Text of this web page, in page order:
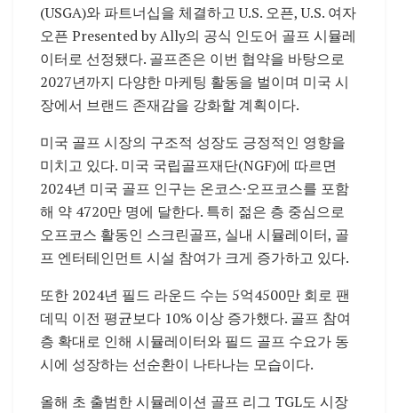
(USGA)와 파트너십을 체결하고 U.S. 오픈, U.S. 여자
오픈 Presented by Ally의 공식 인도어 골프 시뮬레
이터로 선정됐다. 골프존은 이번 협약을 바탕으로
2027년까지 다양한 마케팅 활동을 벌이며 미국 시
장에서 브랜드 존재감을 강화할 계획이다.
미국 골프 시장의 구조적 성장도 긍정적인 영향을
미치고 있다. 미국 국립골프재단(NGF)에 따르면
2024년 미국 골프 인구는 온코스·오프코스를 포함
해 약 4720만 명에 달한다. 특히 젊은 층 중심으로
오프코스 활동인 스크린골프, 실내 시뮬레이터, 골
프 엔터테인먼트 시설 참여가 크게 증가하고 있다.
또한 2024년 필드 라운드 수는 5억4500만 회로 팬
데믹 이전 평균보다 10% 이상 증가했다. 골프 참여
층 확대로 인해 시뮬레이터와 필드 골프 수요가 동
시에 성장하는 선순환이 나타나는 모습이다.
올해 초 출범한 시뮬레이션 골프 리그 TGL도 시장